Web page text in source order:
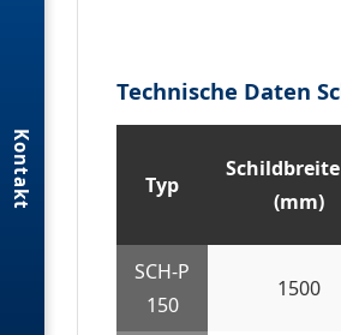
Kontakt
Technische Daten
Typ
(mm)
SCH-P
150
1500